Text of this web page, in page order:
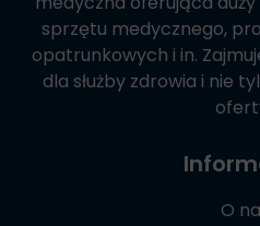
sprzętu medycznego,
opatrunkowych i in.
dla służby zdrowia i nie
O